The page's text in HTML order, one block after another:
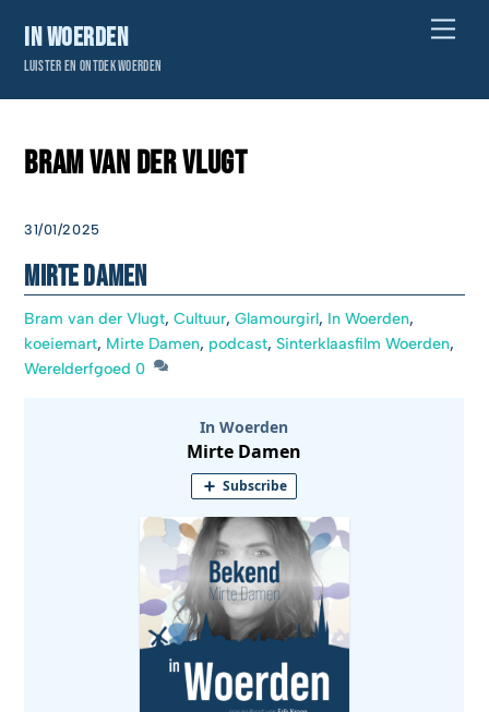
content
In Woerden
Luister en ontdek Woerden
Bram van der Vlugt
31/01/2025
Mirte Damen
Bram van der Vlugt,Cultuur,Glamourgirl, In Woerden,
koeiemart, Mirte Damen, podcast,Sinterklaasfilm Woerden,
Werelderfgoed 0